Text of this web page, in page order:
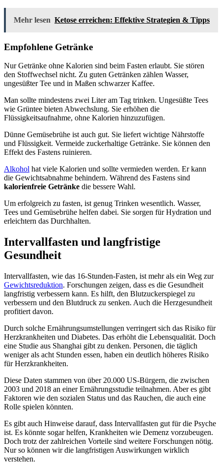
Mehr lesen Ketose erreichen: Effektive Strategien & Tipps
Empfohlene Getränke
Nur Getränke ohne Kalorien sind beim Fasten erlaubt. Sie stören
den Stoffwechsel nicht. Zu guten Getränken zählen Wasser,
ungesüßter Tee und in Maßen schwarzer Kaffee.
Man sollte mindestens zwei Liter am Tag trinken. Ungesüßte Tees
wie Grüntee bieten Abwechslung. Sie erhöhen die
Flüssigkeitsaufnahme, ohne Kalorien hinzuzufügen.
Dünne Gemüsebrühe ist auch gut. Sie liefert wichtige Nährstoffe
und Flüssigkeit. Vermeide zuckerhaltige Getränke. Sie können den
Effekt des Fastens ruinieren.
Alkohol hat viele Kalorien und sollte vermieden werden. Er kann
die Gewichtsabnahme behindern. Während des Fastens sind
kalorienfreie Getränke die bessere Wahl.
Um erfolgreich zu fasten, ist genug Trinken wesentlich. Wasser,
Tees und Gemüsebrühe helfen dabei. Sie sorgen für Hydration und
erleichtern das Durchhalten.
Intervallfasten und langfristige
Gesundheit
Intervallfasten, wie das 16-Stunden-Fasten, ist mehr als ein Weg zur
Gewichtsreduktion. Forschungen zeigen, dass es die Gesundheit
langfristig verbessern kann. Es hilft, den Blutzuckerspiegel zu
verbessern und den Blutdruck zu senken. Auch die Herzgesundheit
profitiert davon.
Durch solche Ernährungsumstellungen verringert sich das Risiko für
Herzkrankheiten und Diabetes. Das erhöht die Lebensqualität. Doch
eine Studie aus Shanghai gibt zu denken. Personen, die täglich
weniger als acht Stunden essen, haben ein deutlich höheres Risiko
für Herzkrankheiten.
Diese Daten stammen von über 20.000 US-Bürgern, die zwischen
2003 und 2018 an einer Ernährungsstudie teilnahmen. Aber es gibt
Faktoren wie den sozialen Status und das Rauchen, die auch eine
Rolle spielen könnten.
Es gibt auch Hinweise darauf, dass Intervallfasten gut für die Psyche
ist. Es könnte sogar helfen, Krankheiten wie Demenz vorzubeugen.
Doch trotz der zahlreichen Vorteile sind weitere Forschungen nötig.
Nur so können wir die langfristigen Auswirkungen wirklich
verstehen.